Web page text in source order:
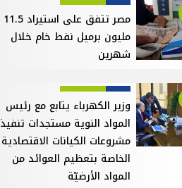
مصر تتفق على استيراد 11.5
مليون برميل نفط خام خلال
شهرين
وزير الكهرباء يتابع مع رئيس
المواد النوية مستجدات تنفيذ
مشروعات الكيانات الاقتصادية
الخاصة بتعظيم العوائد من
المواد الأرضيّة